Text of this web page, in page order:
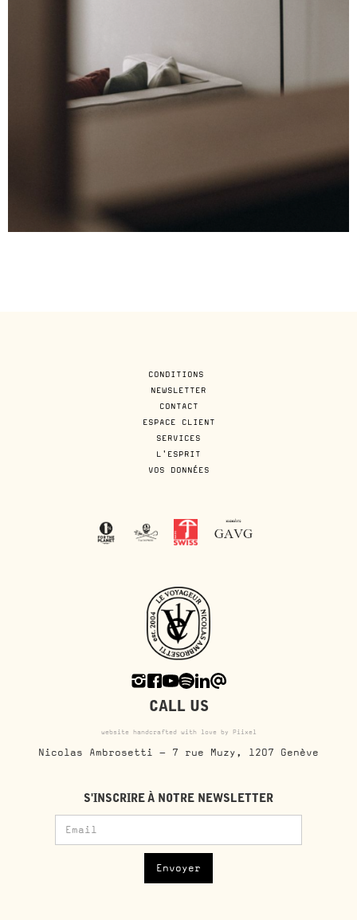
CONDITIONS
NEWSLETTER
CONTACT
ESPACE CLIENT
SERVICES
L'ESPRIT
VOS DONNÉES
CALL US
website handcrafted with love by Piixel
Nicolas Ambrosetti - 7 rue Muzy, 1207 Genève
S'INSCRIRE À NOTRE NEWSLETTER